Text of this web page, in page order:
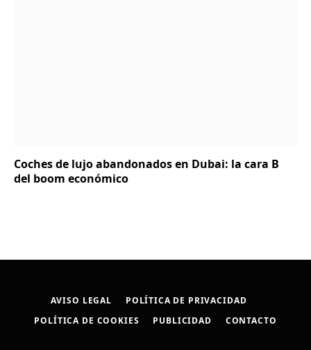
Coches de lujo abandonados en Dubai: la cara B
del boom económico
AVISO LEGAL
POLÍTICA DE PRIVACIDAD
POLÍTICA DE COOKIES
PUBLICIDAD CONTACTO